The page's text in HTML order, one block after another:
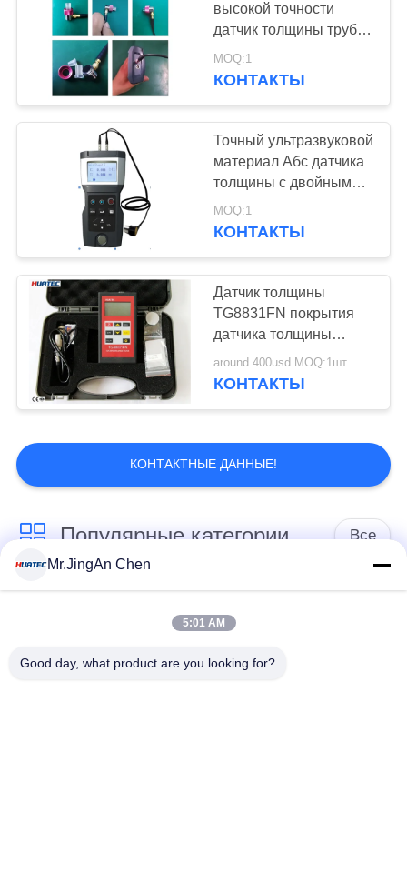
высокой точности
датчик толщины трубы
ультразвукового
ультразвуковой
MOQ:1
КОНТАКТЫ
Точный ультразвуковой
материал Абс датчика
толщины с двойным
зондом элемента
MOQ:1
КОНТАКТЫ
Датчик толщины
TG8831FN покрытия
датчика толщины
фильма краски
магнетизма
around 400usd MOQ:1шт
КОНТАКТЫ
КОНТАКТНЫЕ ДАННЫЕ!
Популярные категории Все
толщиномер
Толщиномер
Портативный
Mr.JingAn Chen
5:01 AM
Good day, what product are you looking for?